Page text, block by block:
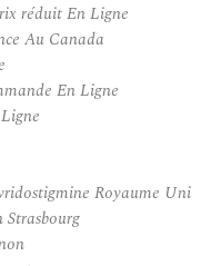
réduit En Ligne
Au Canada
En Ligne
Royaume Uni